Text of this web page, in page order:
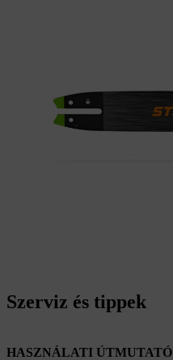
Szerviz és tippek
HASZNÁLATI ÚTMUTATÓ